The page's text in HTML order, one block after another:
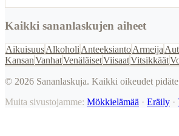
Kaikki sananlaskujen aiheet
AikuisuusAlkoholi AnteeksiantoArmeija
KansanVanhatVenäläisetViisaatVitsikkäät
© 2026 Sananlaskuja. Kaikki oikeudet
Muita sivustojamme: Mökkielämää · Eräily ·